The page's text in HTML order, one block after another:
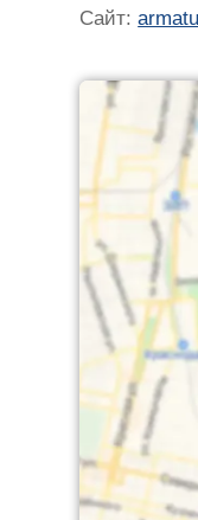
Сайт: